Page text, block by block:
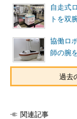
自走式
トを双
協働ロ
師の腕
過去
関連記事